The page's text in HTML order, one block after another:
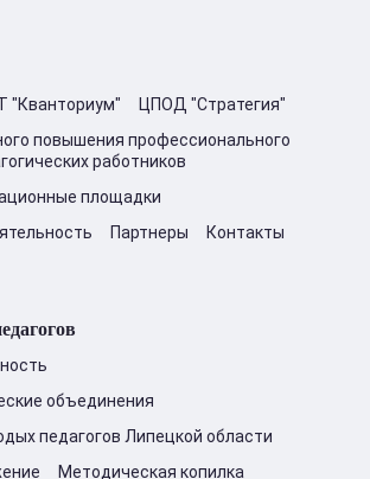
"Кванториум"
ЦПОД "Стратегия"
повышения профессионального
работников
площадки
Партнеры
Контакты
объединения
педагогов Липецкой области
Методическая копилка